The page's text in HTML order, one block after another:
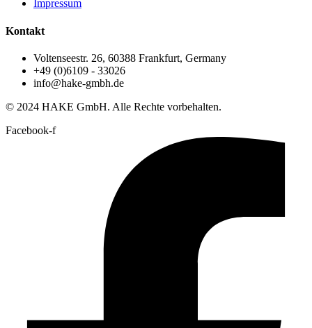
Impressum
Kontakt
Voltenseestr. 26, 60388 Frankfurt, Germany
+49 (0)6109 - 33026
info@hake-gmbh.de
© 2024 HAKE GmbH. Alle Rechte vorbehalten.
Facebook-f